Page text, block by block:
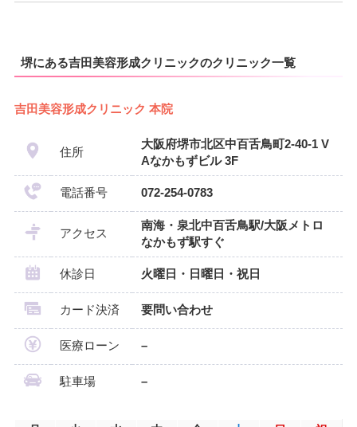
堺にある吉田美容形成クリニックのクリニック一覧
吉田美容形成クリニック 本院
住所
大阪府堺市北区中百舌鳥町2-40-1 V
Aなかもずビル 3F
電話番号 072-254-0783
アクセス
南海・泉北中百舌鳥駅/大阪メトロ
なかもず駅すぐ
休診日 火曜日・日曜日・祝日
カード決済 要問い合わせ
医療ローン –
駐車場 –